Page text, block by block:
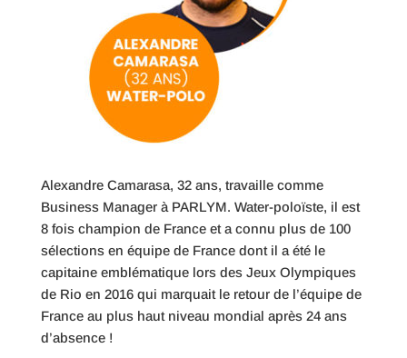
Alexandre Camarasa, 32 ans, travaille comme
Business Manager à PARLYM. Water-poloïste, il est
8 fois champion de France et a connu plus de 100
sélections en équipe de France dont il a été le
capitaine emblématique lors des Jeux Olympiques
de Rio en 2016 qui marquait le retour de l’équipe de
France au plus haut niveau mondial après 24 ans
d’absence !